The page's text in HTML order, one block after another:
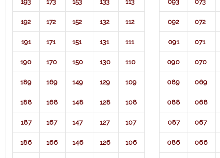
192 172 152 132 112
191 171 151 131 111
190 170 150 130 110
189 169 149 129 109
188 168 148 128 108
187 167 147 127 107
186 166 146 126 106
092 072
091 071​
090 070
089 069
088 068
087 067
086 066